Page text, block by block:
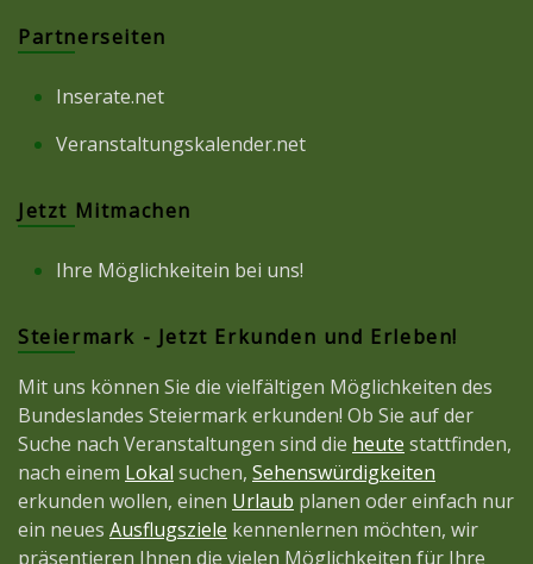
Partnerseiten
Inserate.net
Veranstaltungskalender.net
Jetzt Mitmachen
Ihre Möglichkeitein bei uns!
Steiermark - Jetzt Erkunden und Erleben!
Mit uns können Sie die vielfältigen Möglichkeiten des
Bundeslandes Steiermark erkunden! Ob Sie auf der
Suche nach Veranstaltungen sind die heute stattfinden,
nach einem Lokal suchen, Sehenswürdigkeiten
erkunden wollen, einen Urlaub planen oder einfach nur
ein neues Ausflugsziele kennenlernen möchten, wir
präsentieren Ihnen die vielen Möglichkeiten für Ihre